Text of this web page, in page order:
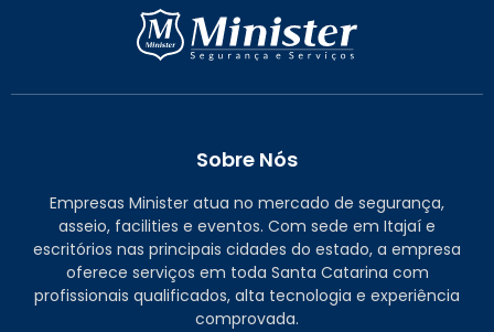
Sobre Nós
Empresas Minister atua no mercado de segurança,
asseio, facilities e eventos. Com sede em Itajaí e
escritórios nas principais cidades do estado, a empresa
oferece serviços em toda Santa Catarina com
profissionais qualificados, alta tecnologia e experiência
comprovada.